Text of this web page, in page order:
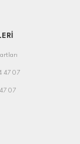
47 07
07